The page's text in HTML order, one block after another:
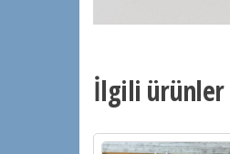
İlgili ürünler